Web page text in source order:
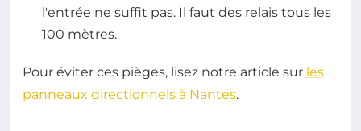
l'entrée ne suffit pas. Il faut des relais tous les
100 mètres.
Pour éviter ces pièges, lisez notre article sur les
panneaux directionnels à Nantes.